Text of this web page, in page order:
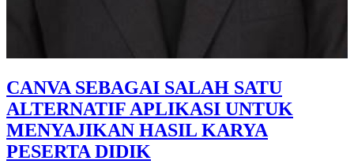
CANVA SEBAGAI SALAH SATU
ALTERNATIF APLIKASI UNTUK
MENYAJIKAN HASIL KARYA
PESERTA DIDIK